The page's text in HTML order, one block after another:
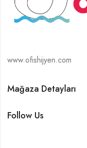
www.ofishijyen.com
Mağaza Detayları
Follow Us